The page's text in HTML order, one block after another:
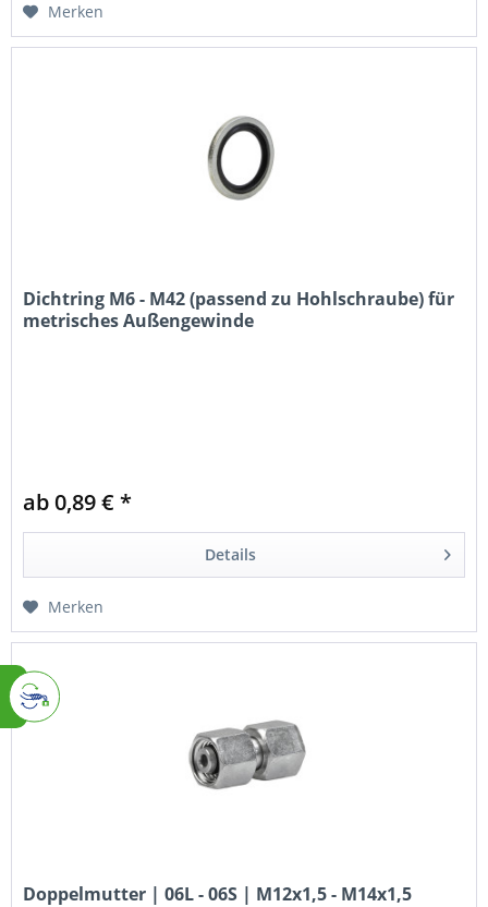
Merken
Dichtring M6 - M42 (passend zu Hohlschraube) für
metrisches Außengewinde
ab 0,89 € *
Details
Merken
Doppelmutter | 06L - 06S | M12x1,5 - M14x1,5